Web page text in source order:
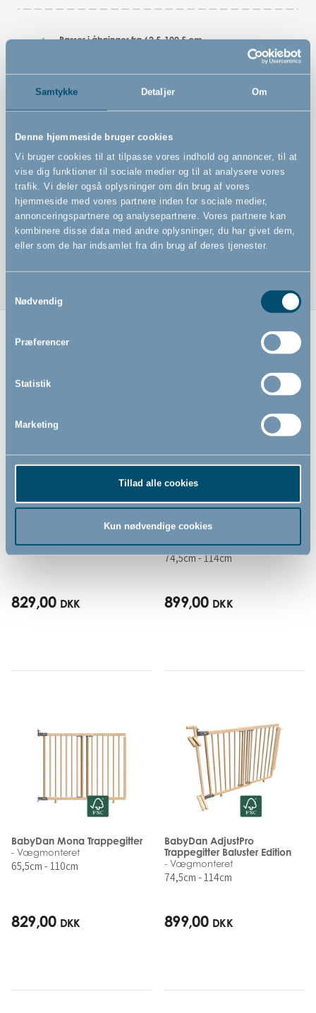
Samtykke Detaljer Om
Denne hjemmeside bruger cookies
Vi bruger cookies til at tilpasse vores indhold og annoncer, til at
vise dig funktioner til sociale medier og til at analysere vores
trafik. Vi deler også oplysninger om din brug af vores
hjemmeside med vores partnere inden for sociale medier,
annonceringspartnere og analysepartnere. Vores partnere kan
kombinere disse data med andre oplysninger, du har givet dem,
eller som de har indsamlet fra din brug af deres tjenester.
Nødvendig
Præferencer
Statistik
Marketing
Tillad alle cookies
Kun nødvendige cookies
Passer i åbninger fra 62,5-100,5 cm
FSC®-certificeret sikkerhedsgitter (FSC-C130052)
Vendbare beslag gør det nemt at ændre
åbningsretningen
montering og fjernelse
Kan betjenes med én hånd
Fleksible, drejelige vægbeslag for montering både
indeni og udenpå dørkarme samt i skæve vinkler
Vægmonteret sikkerhedsgitter for ekstra stabilitet.
- Vægmonteret
65,5cm - 110cm
829,00 DKK
BabyDan Mona Trappegitter
Baluster Edition
- Vægmonteret
74,5cm - 114cm
899,00 DKK
BabyDan Mona Trappegitter
- Vægmonteret
65,5cm - 110cm
829,00 DKK
BabyDan AdjustPro
Trappegitter Baluster Edition
- Vægmonteret
74,5cm - 114cm
899,00 DKK